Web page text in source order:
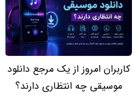
کاربران امروز از یک مرجع دانلود
موسیقی چه انتظاری دارند؟